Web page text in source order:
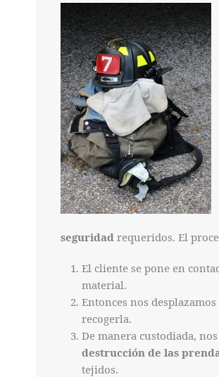
seguridadrequeridos. El
El cliente se pone en
material.
Entonces nos
recogerla.
De manera custodiada,
destrucción de las
tejidos.